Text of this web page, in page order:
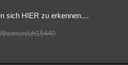
sich HIER zu erkennen....
uh15440